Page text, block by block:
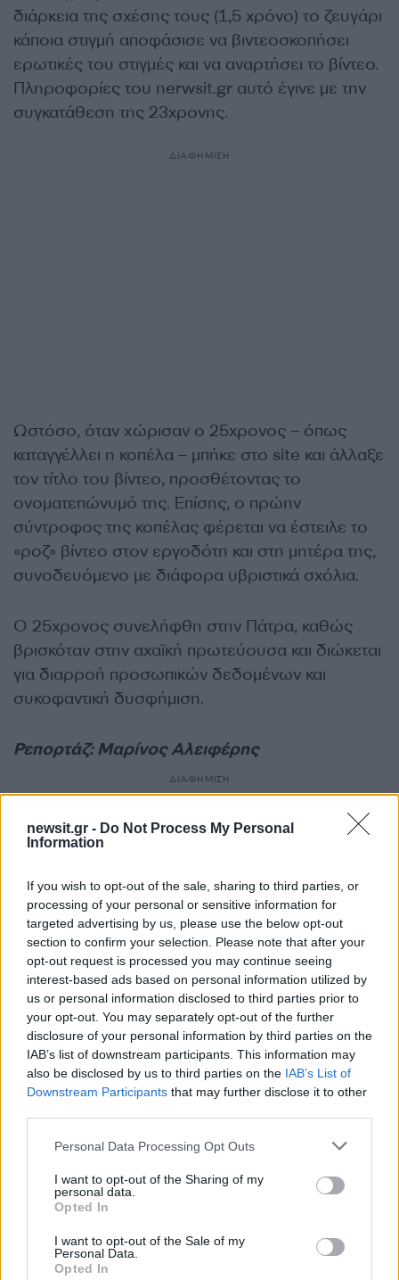
newsit.gr - Do Not Process My Personal
Information
If you wish to opt-out of the sale, sharing to third parties, or
processing of your personal or sensitive information for
targeted advertising by us, please use the below opt-out
section to confirm your selection. Please note that after your
opt-out request is processed you may continue seeing
interest-based ads based on personal information utilized by
us or personal information disclosed to third parties prior to
your opt-out. You may separately opt-out of the further
disclosure of your personal information by third parties on the
IAB’s list of downstream participants. This information may
also be disclosed by us to third parties on the IAB’s List of
Downstream Participants that may further disclose it to other
Please note that this website/app uses one or more Google
not limited to your visit or usage behaviour. You may click to
grant or deny consent to Google and its third-party tags to
use your data for below specified purposes in below Google
consent section.
Personal Data Processing Opt Outs
I want to opt-out of the Sharing of my
personal data.
Opted In
I want to opt-out of the Sale of my
Personal Data.
Opted In
διάρκεια της σχέσης τους (1,5 χρόνο) το ζευγάρι
κάποια στιγμή αποφάσισε να βιντεοσκοπήσει
ερωτικές του στιγμές και να αναρτήσει το βίντεο.
Πληροφορίες του nerwsit.gr αυτό έγινε με την
συγκατάθεση της 23χρονης.
ΔΙΑΦΗΜΙΣΗ
Ωστόσο, όταν χώρισαν ο 25χρονος – όπως
καταγγέλλει η κοπέλα – μπήκε στο site και άλλαξε
τον τίτλο του βίντεο, προσθέτοντας το
ονοματεπώνυμό της. Επίσης, ο πρώην
σύντροφος της κοπέλας φέρεται να έστειλε το
«ροζ» βίντεο στον εργοδότη και στη μητέρα της,
συνοδευόμενο με διάφορα υβριστικά σχόλια.
Ο 25χρονος συνελήφθη στην Πάτρα, καθώς
βρισκόταν στην αχαϊκή πρωτεύουσα και διώκεται
για διαρροή προσωπικών δεδομένων και
συκοφαντική δυσφήμιση.
Ρεπορτάζ: Μαρίνος Αλειφέρης
ΔΙΑΦΗΜΙΣΗ
Αν τα χάσατε
Από τη θεωρία στην πράξη:
Πώς το Novibet Backend
Ανεβαίνει από
θερμοκρασία,